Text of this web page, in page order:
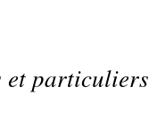
et particuliers